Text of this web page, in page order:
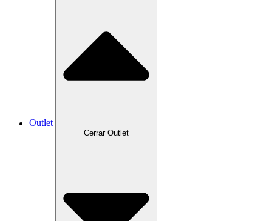
Outlet
Cerrar Outlet